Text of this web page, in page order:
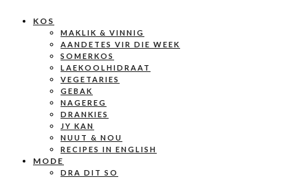
KOS
MAKLIK & VINNIG
AANDETES VIR DIE WEEK
SOMERKOS
LAEKOOLHIDRAAT
VEGETARIES
GEBAK
NAGEREG
DRANKIES
JY KAN
NUUT & NOU
RECIPES IN ENGLISH
MODE
DRA DIT SO